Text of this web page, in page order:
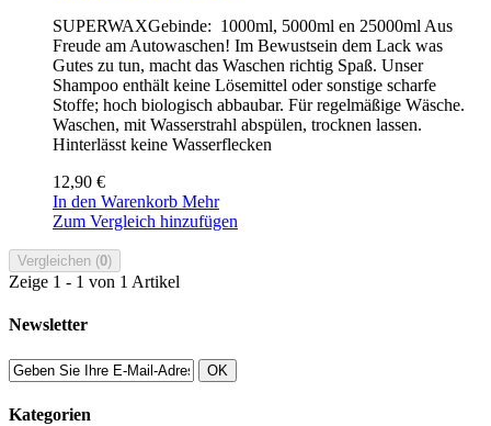
SUPERWAXGebinde: 1000ml, 5000ml en 25000ml Aus
Freude am Autowaschen! Im Bewustsein dem Lack was
Gutes zu tun, macht das Waschen richtig Spaß. Unser
Shampoo enthält keine Lösemittel oder sonstige scharfe
Stoffe; hoch biologisch abbaubar. Für regelmäßige Wäsche.
Waschen, mit Wasserstrahl abspülen, trocknen lassen.
Hinterlässt keine Wasserflecken
12,90 €
In den Warenkorb Mehr
Zum Vergleich hinzufügen
Vergleichen (0)
Zeige 1 - 1 von 1 Artikel
Newsletter
OK
Kategorien